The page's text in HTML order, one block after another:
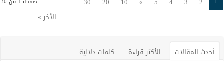
الأخر »
أحدث المقالات الأكثر قراءة
كلمات دلالية